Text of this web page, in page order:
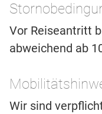
Vor Reiseantritt
abweichend ab
Wir sind